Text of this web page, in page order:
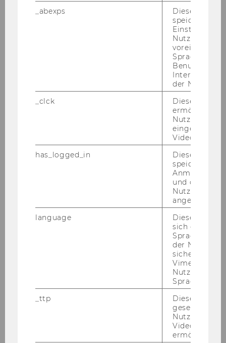
Fachveranstaltungen
Forschung
_abexps
Dieses Cookie
speichert
Nutzer*in, zB.
Sprache,
der Nutzer*in
_clck
Dieses Cookie
ermöglicht
Nutzung des
Video Players
has_logged_in
Dieses Cookie
speichert
und ob sich
Nutzer*in
angemeldet
language
Dieses
sich die
der
Vimeo in der
Nutzer
Sprache
_ttp
Dieser
gesetzt, um
Nutzung des
Videoplayers
ermöglichen